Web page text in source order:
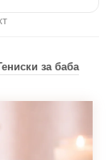
за баба